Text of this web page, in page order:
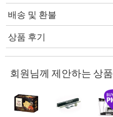
배송 및 환불
상품 후기
회원님께 제안하는 상품